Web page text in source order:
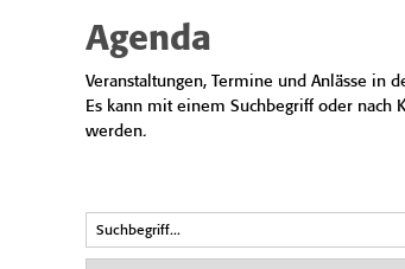
Agenda
Veranstaltungen, Termine und Anlässe in
Es kann mit einem Suchbegriff oder nach
werden.